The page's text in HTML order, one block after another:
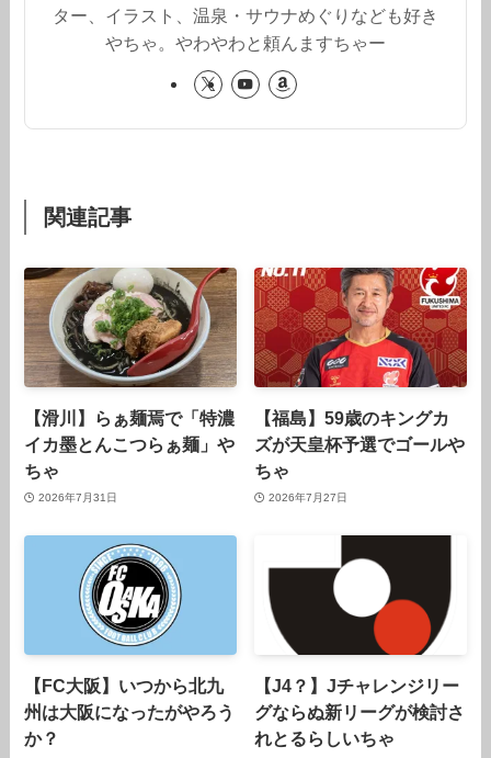
ター、イラスト、温泉・サウナめぐりなども好き
やちゃ。やわやわと頼んますちゃー
関連記事
【滑川】らぁ麺焉で「特濃
イカ墨とんこつらぁ麺」や
ちゃ
2026年7月31日
【福島】59歳のキングカ
ズが天皇杯予選でゴールや
ちゃ
2026年7月27日
【FC大阪】いつから北九
州は大阪になったがやろう
か？
【J4？】Jチャレンジリー
グならぬ新リーグが検討さ
れとるらしいちゃ